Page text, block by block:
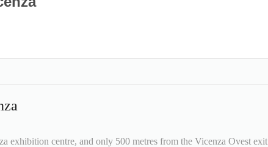
exhibition centre, and only 500 metres from the Vicenza Ovest exit